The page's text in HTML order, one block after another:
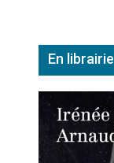
En librairie